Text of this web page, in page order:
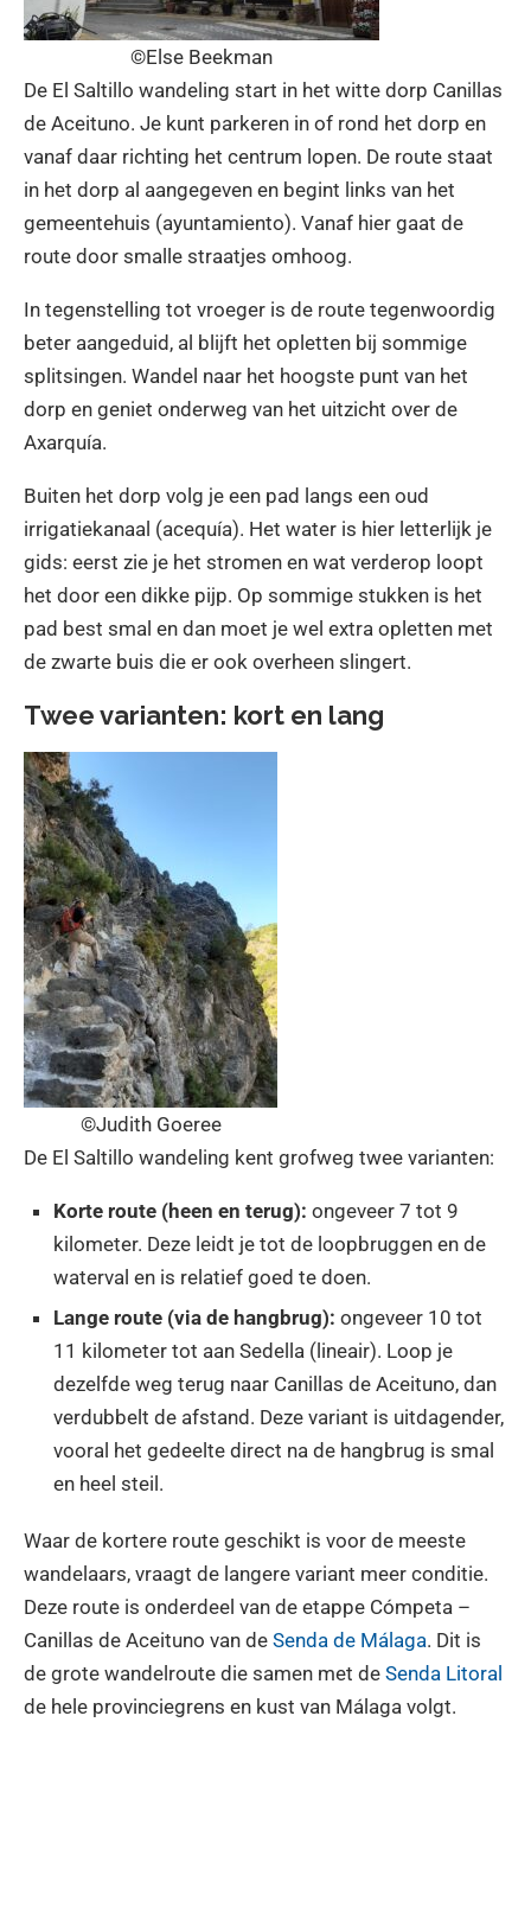
©Else Beekman
De El Saltillo wandeling start in het witte dorp Canillas
de Aceituno. Je kunt parkeren in of rond het dorp en
vanaf daar richting het centrum lopen. De route staat
in het dorp al aangegeven en begint links van het
gemeentehuis (ayuntamiento). Vanaf hier gaat de
route door smalle straatjes omhoog.
In tegenstelling tot vroeger is de route tegenwoordig
beter aangeduid, al blijft het opletten bij sommige
splitsingen. Wandel naar het hoogste punt van het
dorp en geniet onderweg van het uitzicht over de
Axarquía.
Buiten het dorp volg je een pad langs een oud
irrigatiekanaal (acequía). Het water is hier letterlijk je
gids: eerst zie je het stromen en wat verderop loopt
het door een dikke pijp. Op sommige stukken is het
pad best smal en dan moet je wel extra opletten met
de zwarte buis die er ook overheen slingert.
Twee varianten: kort en lang
©Judith Goeree
De El Saltillo wandeling kent grofweg twee varianten:
Korte route (heen en terug): ongeveer 7 tot 9
kilometer. Deze leidt je tot de loopbruggen en de
waterval en is relatief goed te doen.
Lange route (via de hangbrug): ongeveer 10 tot
11 kilometer tot aan Sedella (lineair). Loop je
dezelfde weg terug naar Canillas de Aceituno, dan
verdubbelt de afstand. Deze variant is uitdagender,
vooral het gedeelte direct na de hangbrug is smal
en heel steil.
Waar de kortere route geschikt is voor de meeste
wandelaars, vraagt de langere variant meer conditie.
Deze route is onderdeel van de etappe Cómpeta –
Canillas de Aceituno van de Senda de Málaga. Dit is
de grote wandelroute die samen met de Senda Litoral
de hele provinciegrens en kust van Málaga volgt.